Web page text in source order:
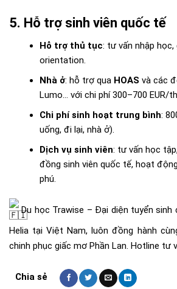
5. Hỗ trợ sinh viên quốc tế
Hỗ trợ thủ tục: tư vấn nhập
orientation.
Nhà ở: hỗ trợ qua HOAS và các
Lumo… với chi phí 300–700 EUR/
Chi phí sinh hoạt trung bình:
uống, đi lại, nhà ở).
Dịch vụ sinh viên: tư vấn học
đồng sinh viên quốc tế, hoạt
phú.
Du học Trawise – Đại diện tuyển sinh
Helia tại Việt Nam, luôn đồng hành
chinh phục giấc mơ Phần Lan. Hotline tư